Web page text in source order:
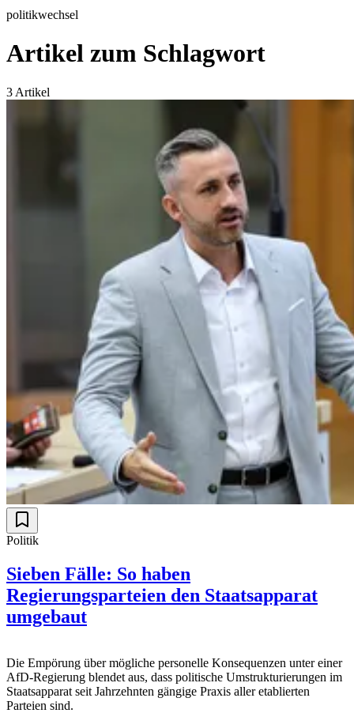
politikwechsel
Artikel zum Schlagwort
3 Artikel
Politik
Sieben Fälle: So haben
Regierungsparteien den Staatsapparat
umgebaut
Die Empörung über mögliche personelle Konsequenzen unter einer
AfD-Regierung blendet aus, dass politische Umstrukturierungen im
Staatsapparat seit Jahrzehnten gängige Praxis aller etablierten
Parteien sind.